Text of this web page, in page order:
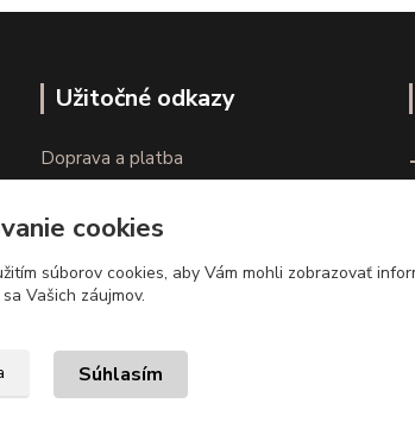
Užitočné odkazy
Doprava a platba
cookies
súborov cookies, aby Vám mohli zobrazovať
Vašich záujmov.
Súhlasím